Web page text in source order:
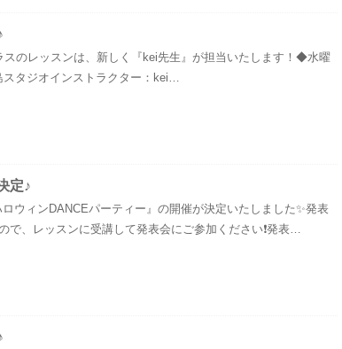
スのレッスンは、新しく『kei先生』が担当いたします！◆水曜
タジオインストラクター：kei…
定♪
ウィンDANCEパーティー』の開催が決定いたしました✨発表
、レッスンに受講して発表会にご参加ください❗️発表…